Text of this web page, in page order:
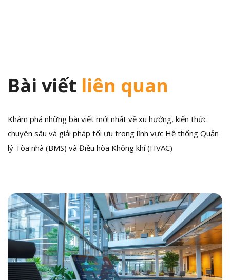
Bài viết liên quan
Khám phá những bài viết mới nhất về xu hướng, kiến thức
chuyên sâu và giải pháp tối ưu trong lĩnh vực Hệ thống Quản
lý Tòa nhà (BMS) và Điều hòa Không khí (HVAC)